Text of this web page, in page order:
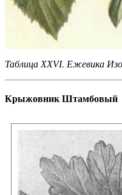
Таблица XXVI. Ежевика
Крыжовник Штамбовый